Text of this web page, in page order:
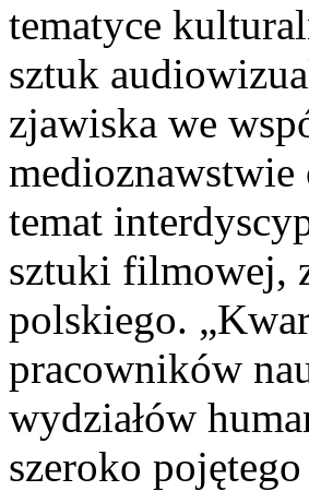
tematyce
sztuk
zjawiska we
medioznawstwie
temat
sztuki filmowej,
polskiego.
pracowników
wydziałów
szeroko